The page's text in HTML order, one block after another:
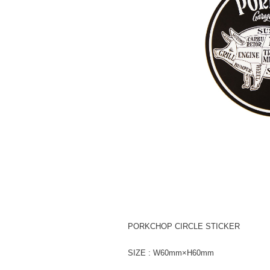
PORKCHOP CIRCLE STICKER
SIZE : W60mm×H60mm